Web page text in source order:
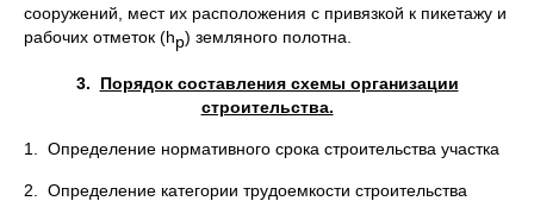
сооружений, мест их расположения с привязкой к пикетажу и
рабочих отметок (hр) земляного полотна.
3. Порядок составления схемы организации
строительства.
1. Определение нормативного срока строительства участка
2. Определение категории трудоемкости строительства